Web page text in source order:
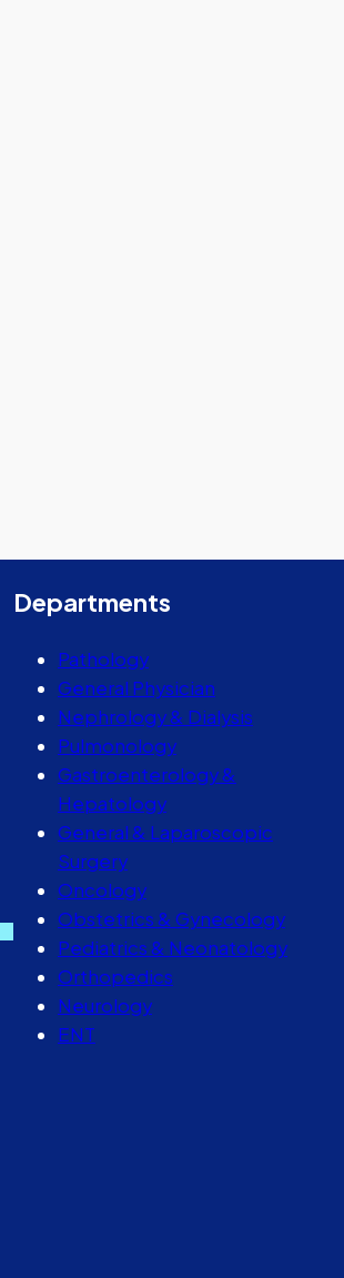
Departments
Pathology
General Physician
Nephrology & Dialysis
Pulmonology
Gastroenterology &
Hepatology
General & Laparoscopic
Surgery
Oncology
Obstetrics & Gynecology
Pediatrics & Neonatology
Orthopedics
Neurology
ENT